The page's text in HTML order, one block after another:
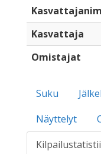
Kasvattaja
Omistajat
Suku
Näyttelyt